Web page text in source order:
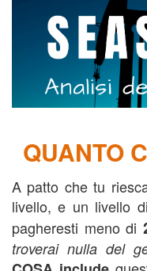
QUANTO
A patto che tu
livello, e un livello
pagheresti meno di
troverai nulla del